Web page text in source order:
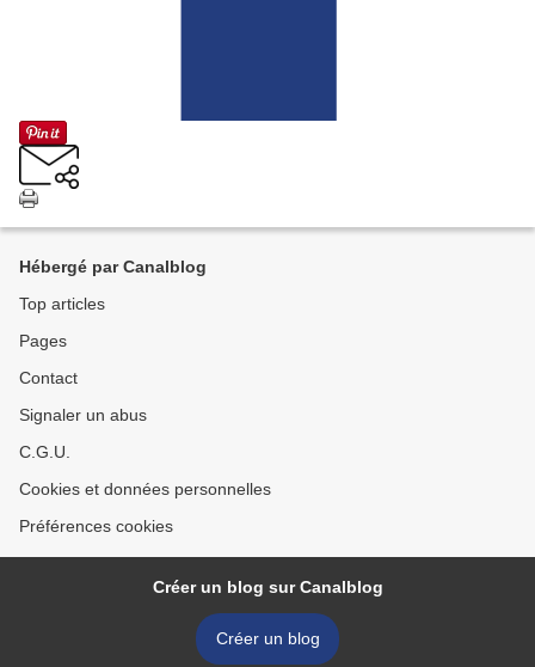
Hébergé par Canalblog
Top articles
Pages
Contact
Signaler un abus
C.G.U.
Cookies et données personnelles
Préférences cookies
Créer un blog sur Canalblog
Créer un blog